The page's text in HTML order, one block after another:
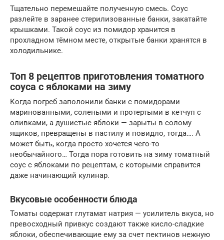
Тщательно перемешайте полученную смесь. Соус
разлейте в заранее стерилизованные банки, закатайте
крышками. Такой соус из помидор хранится в
прохладном тёмном месте, открытые банки хранятся в
холодильнике.
Топ 8 рецептов приготовления томатного
соуса с яблоками на зиму
Когда погреб заполонили банки с помидорами
маринованными, солеными и протертыми в кетчуп с
оливками, а душистые яблоки — зарыты в солому
ящиков, превращены в пастилу и повидло, тогда…. А
может быть, когда просто хочется чего-то
необычайного… Тогда пора готовить на зиму томатный
соус с яблоками по рецептам, с которыми справится
даже начинающий кулинар.
Вкусовые особенности блюда
Томаты содержат глутамат натрия — усилитель вкуса, но
превосходный привкус создают также кисло-сладкие
яблоки, обеспечивающие ему за счет пектинов нежную